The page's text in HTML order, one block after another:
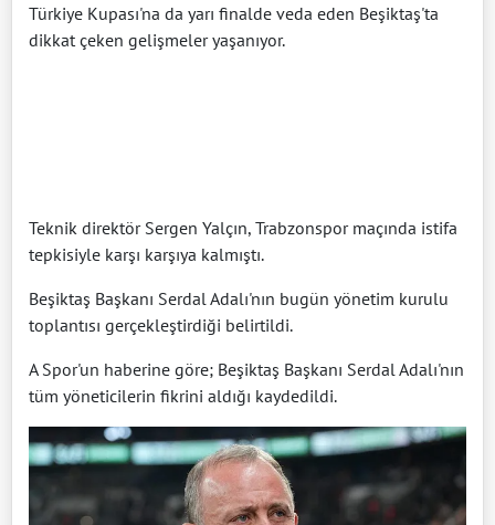
Türkiye Kupası'na da yarı finalde veda eden Beşiktaş'ta
dikkat çeken gelişmeler yaşanıyor.
Teknik direktör Sergen Yalçın, Trabzonspor maçında istifa
tepkisiyle karşı karşıya kalmıştı.
Beşiktaş Başkanı Serdal Adalı'nın bugün yönetim kurulu
toplantısı gerçekleştirdiği belirtildi.
A Spor'un haberine göre; Beşiktaş Başkanı Serdal Adalı'nın
tüm yöneticilerin fikrini aldığı kaydedildi.